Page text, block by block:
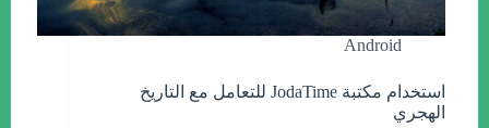
Android
استخدام مكتبة JodaTime للتعامل مع التاريخ
الهجري